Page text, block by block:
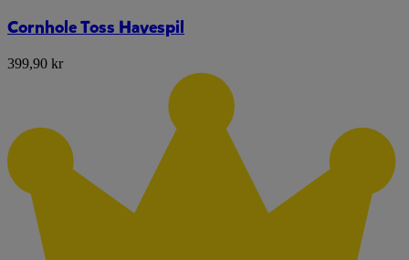
Cornhole Toss Havespil
399,90 kr